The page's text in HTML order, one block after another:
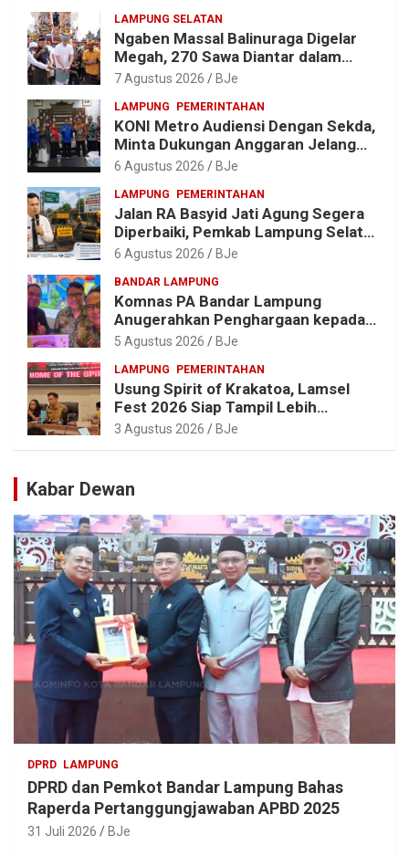
LAMPUNG SELATAN
Ngaben Massal Balinuraga Digelar
Megah, 270 Sawa Diantar dalam
Tradisi Suci yang Gerakkan Ekonomi
7 Agustus 2026 BJe
LAMPUNG PEMERINTAHAN
KONI Metro Audiensi Dengan Sekda,
Minta Dukungan Anggaran Jelang
Porprov X Lampung
6 Agustus 2026 BJe
LAMPUNG PEMERINTAHAN
Jalan RA Basyid Jati Agung Segera
Diperbaiki, Pemkab Lampung Selatan
Alokasikan Rp1,13 Miliar
6 Agustus 2026 BJe
BANDAR LAMPUNG
Komnas PA Bandar Lampung
Anugerahkan Penghargaan kepada
Kombes Pol. Alfret Jacob Tilukay
5 Agustus 2026 BJe
LAMPUNG PEMERINTAHAN
Usung Spirit of Krakatoa, Lamsel
Fest 2026 Siap Tampil Lebih
Spektakuler dengan Empat Event
3 Agustus 2026 BJe
Kabar Dewan
DPRD LAMPUNG
DPRD dan Pemkot Bandar Lampung Bahas
Raperda Pertanggungjawaban APBD 2025
31 Juli 2026 BJe